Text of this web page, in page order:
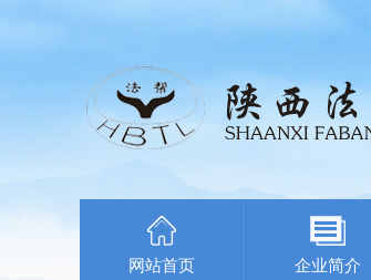
网站首页 企业简介